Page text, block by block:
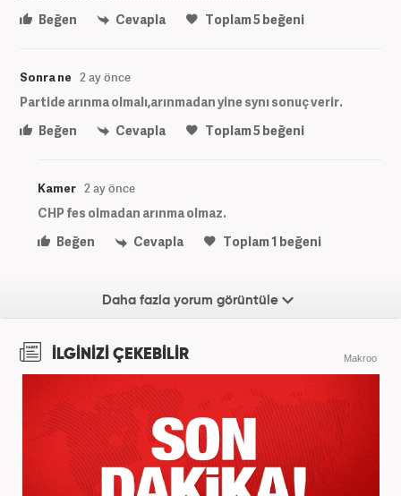
Beğen
Cevapla Toplam5beğeni
Sonra ne 2 ay önce
Partide arınma olmalı,arınmadan yine synı sonuç verir.
Beğen
Cevapla Toplam5beğeni
Kamer 2 ay önce
CHP fes olmadan arınma olmaz.
Beğen
Cevapla Toplam1 beğeni
Daha fazla yorum görüntüle
İLGİNİZİ ÇEKEBİLİR Makroo